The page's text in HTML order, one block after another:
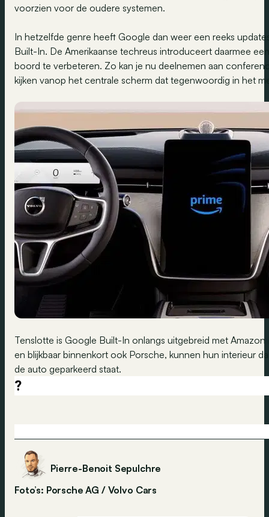
voorzien voor de oudere systemen.
In hetzelfde genre heeft Google dan weer een reeks
Built-In. De Amerikaanse techreus introduceert daarmee
boord te verbeteren. Zo kan je nu deelnemen aan
kijken vanop het centrale scherm dat tegenwoordig in het
Tenslotte is Google Built-In onlangs uitgebreid met
en blijkbaar binnenkort ook Porsche, kunnen hun interieur
de auto geparkeerd staat.
?
Pierre-Benoit Sepulchre
Foto’s: Porsche AG / Volvo Cars